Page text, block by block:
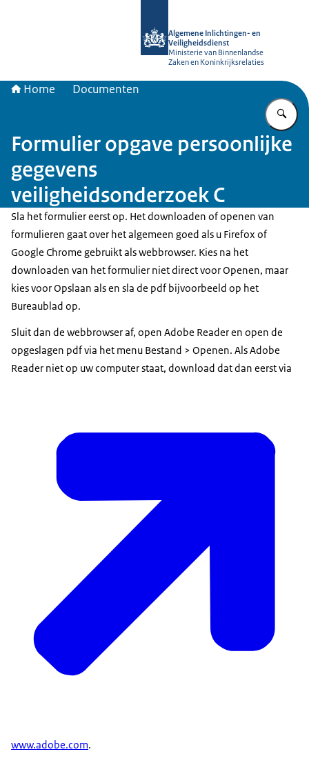
Algemene Inlichtingen- en
Veiligheidsdienst
Ministerie van Binnenlandse
Zaken en Koninkrijksrelaties
Home Documenten
Formulier opgave persoonlijke
gegevens
veiligheidsonderzoek C
Sla het formulier eerst op. Het downloaden of openen van
formulieren gaat over het algemeen goed als u Firefox of
Google Chrome gebruikt als webbrowser. Kies na het
downloaden van het formulier niet direct voor Openen, maar
kies voor Opslaan als en sla de pdf bijvoorbeeld op het
Bureaublad op.
Sluit dan de webbrowser af, open Adobe Reader en open de
opgeslagen pdf via het menu Bestand > Openen. Als Adobe
Reader niet op uw computer staat, download dat dan eerst via
www.adobe.com.